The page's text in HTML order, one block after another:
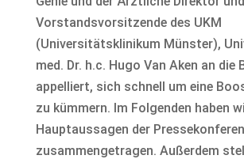
Vorstandsvorsitzende des UKM
(Universitätsklinikum Münster),
med. Dr. h.c. Hugo Van Aken an die
appelliert, sich schnell um eine
zu kümmern. Im Folgenden haben
Hauptaussagen der
zusammengetragen. Außerdem